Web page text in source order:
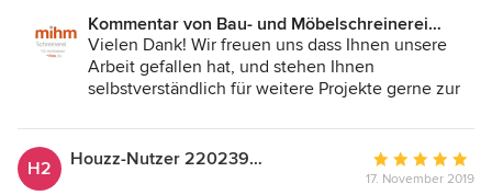
Küchenmontage lief reibungslos ab. Alles in allem: Ein sehr
kompetentes, freundliches und kundenorientiertes Team!
Kommentar von Bau- und Möbelschreinerei
Mihm GmbH & Co.KG:
Vielen Dank! Wir freuen uns dass Ihnen unsere
Arbeit gefallen hat, und stehen Ihnen
selbstverständlich für weitere Projekte gerne zur
LG vom Team der Bau- und Möbelschreinerei
Mihm
H2 Houzz-Nutzer 220239819
Bewertung:
17. November 2019